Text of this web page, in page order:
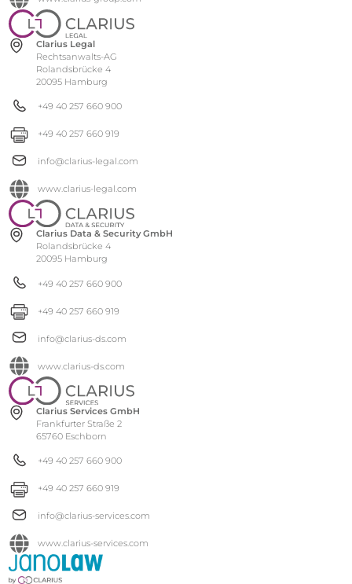
Clarius Legal
Rechtsanwalts-AG
Rolandsbrücke 4
20095 Hamburg
+49 40 257 660 900
+49 40 257 660 919
info@clarius-legal.com
www.clarius-legal.com
Clarius Data & Security GmbH
Rolandsbrücke 4
20095 Hamburg
+49 40 257 660 900
+49 40 257 660 919
info@clarius-ds.com
www.clarius-ds.com
Clarius Services GmbH
Frankfurter Straße 2
65760 Eschborn
+49 40 257 660 900
+49 40 257 660 919
info@clarius-services.com
www.clarius-services.com